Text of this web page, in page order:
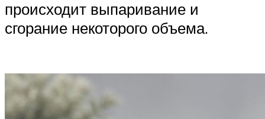
происходит выпаривание и
сгорание некоторого объема.